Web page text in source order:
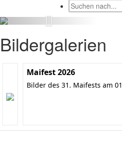
Bildergalerien
Maifest 2026
Bilder des 31. Maifests am